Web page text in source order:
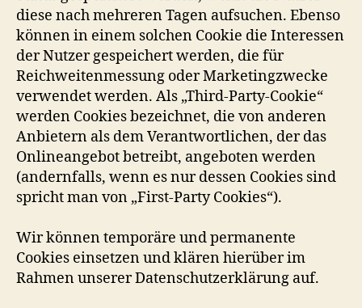
diese nach mehreren Tagen aufsuchen. Ebenso
können in einem solchen Cookie die Interessen
der Nutzer gespeichert werden, die für
Reichweitenmessung oder Marketingzwecke
verwendet werden. Als „Third-Party-Cookie“
werden Cookies bezeichnet, die von anderen
Anbietern als dem Verantwortlichen, der das
Onlineangebot betreibt, angeboten werden
(andernfalls, wenn es nur dessen Cookies sind
spricht man von „First-Party Cookies“).
Wir können temporäre und permanente
Cookies einsetzen und klären hierüber im
Rahmen unserer Datenschutzerklärung auf.